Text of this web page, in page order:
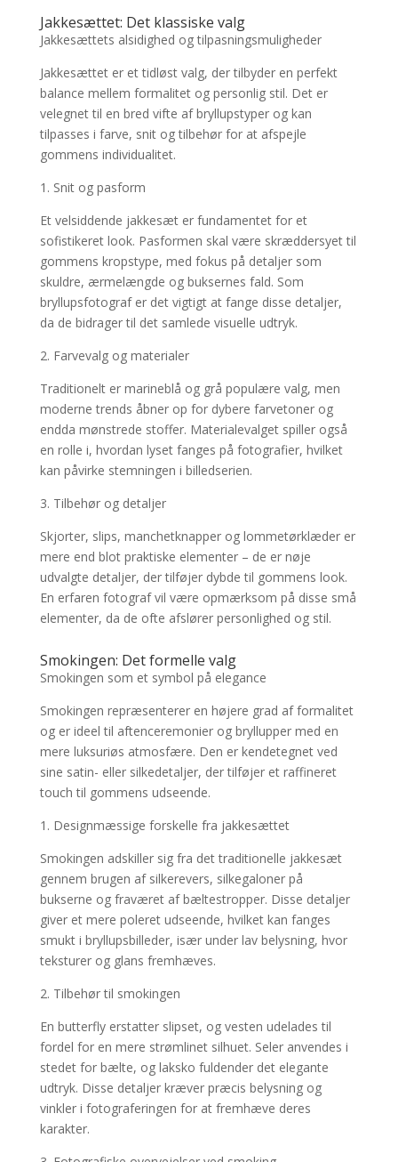
Jakkesættet: Det klassiske valg
Jakkesættets alsidighed og tilpasningsmuligheder
Jakkesættet er et tidløst valg, der tilbyder en perfekt
balance mellem formalitet og personlig stil. Det er
velegnet til en bred vifte af bryllupstyper og kan
tilpasses i farve, snit og tilbehør for at afspejle
gommens individualitet.
1. Snit og pasform
Et velsiddende jakkesæt er fundamentet for et
sofistikeret look. Pasformen skal være skræddersyet til
gommens kropstype, med fokus på detaljer som
skuldre, ærmelængde og buksernes fald. Som
bryllupsfotograf er det vigtigt at fange disse detaljer,
da de bidrager til det samlede visuelle udtryk.
2. Farvevalg og materialer
Traditionelt er marineblå og grå populære valg, men
moderne trends åbner op for dybere farvetoner og
endda mønstrede stoffer. Materialevalget spiller også
en rolle i, hvordan lyset fanges på fotografier, hvilket
kan påvirke stemningen i billedserien.
3. Tilbehør og detaljer
Skjorter, slips, manchetknapper og lommetørklæder er
mere end blot praktiske elementer – de er nøje
udvalgte detaljer, der tilføjer dybde til gommens look.
En erfaren fotograf vil være opmærksom på disse små
elementer, da de ofte afslører personlighed og stil.
Smokingen: Det formelle valg
Smokingen som et symbol på elegance
Smokingen repræsenterer en højere grad af formalitet
og er ideel til aftenceremonier og bryllupper med en
mere luksuriøs atmosfære. Den er kendetegnet ved
sine satin- eller silkedetaljer, der tilføjer et raffineret
touch til gommens udseende.
1. Designmæssige forskelle fra jakkesættet
Smokingen adskiller sig fra det traditionelle jakkesæt
gennem brugen af silkerevers, silkegaloner på
bukserne og fraværet af bæltestropper. Disse detaljer
giver et mere poleret udseende, hvilket kan fanges
smukt i bryllupsbilleder, især under lav belysning, hvor
teksturer og glans fremhæves.
2. Tilbehør til smokingen
En butterfly erstatter slipset, og vesten udelades til
fordel for en mere strømlinet silhuet. Seler anvendes i
stedet for bælte, og laksko fuldender det elegante
udtryk. Disse detaljer kræver præcis belysning og
vinkler i fotograferingen for at fremhæve deres
karakter.